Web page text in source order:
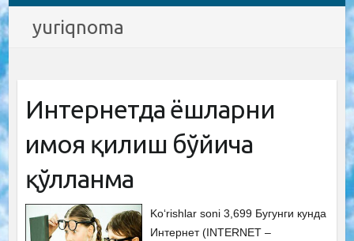
yuriqnoma
Интернетда ёшларни
ҳимоя қилиш бўйича
қўлланма
Ko‘rishlar soni 3,699 Бугунги кунда
Интернет (INTERNET –